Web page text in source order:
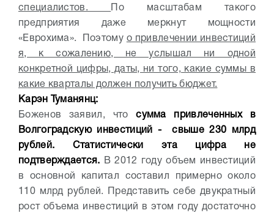
специалистов.
По масштабам такого
предприятия даже меркнут мощности
«Еврохима». Поэтому о привлечении инвестиций
я, к сожалению, не услышал ни одной
конкретной цифры, даты, ни того, какие суммы в
какие кварталы должен получить бюджет.
Карэн Туманянц:
Боженов заявил, чтосумма привлеченных в
Волгоградскую инвестиций - свыше 230 млрд
рублей. Статистически эта цифра не
подтверждается. В 2012 году объем инвестиций
в основной капитал составил примерно около
110 млрд рублей. Представить себе двукратный
рост объема инвестиций в этом году достаточно